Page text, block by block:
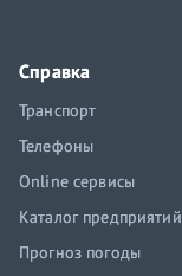
Справка
Транспорт
Телефоны
Online сервисы
Каталог предприятий
Прогноз погоды